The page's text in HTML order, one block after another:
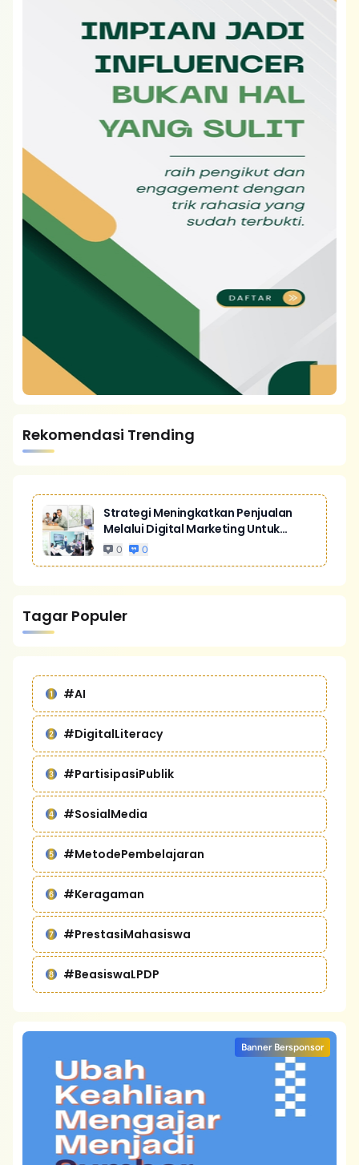
Rekomendasi Trending
Strategi Meningkatkan Penjualan
Melalui Digital Marketing Untuk
Bisnis Yang Lebih Kompetitif
0 0
Tagar Populer
#AI
#DigitalLiteracy
#PartisipasiPublik
#SosialMedia
#MetodePembelajaran
#Keragaman
#PrestasiMahasiswa
#BeasiswaLPDP
Banner Bersponsor